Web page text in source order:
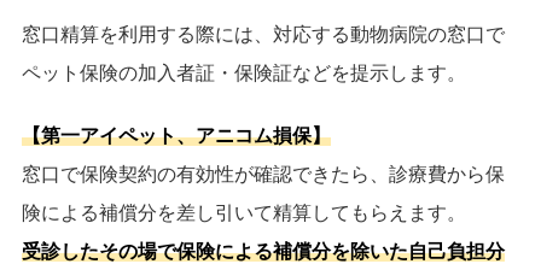
窓口精算を利用する際には、対応する動物病院の窓口で
ペット保険の加入者証・保険証などを提示します。
【第一アイペット、アニコム損保】
窓口で保険契約の有効性が確認できたら、診療費から保
険による補償分を差し引いて精算してもらえます。
受診したその場で保険による補償分を除いた自己負担分